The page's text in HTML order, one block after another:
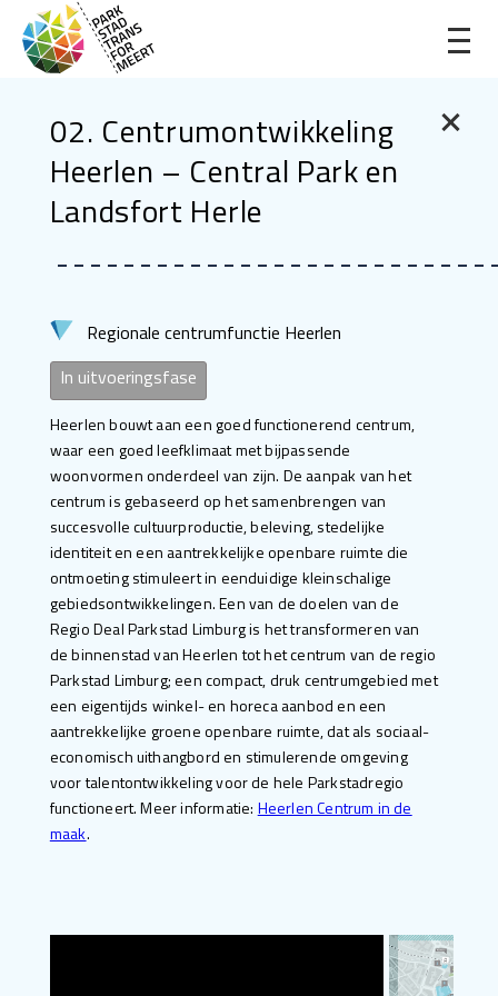
02. Centrumontwikkeling
Heerlen – Central Park en
Landsfort Herle
Regionale centrumfunctie Heerlen
In uitvoeringsfase
Heerlen bouwt aan een goed functionerend centrum,
waar een goed leefklimaat met bijpassende
woonvormen onderdeel van zijn. De aanpak van het
centrum is gebaseerd op het samenbrengen van
succesvolle cultuurproductie, beleving, stedelijke
identiteit en een aantrekkelijke openbare ruimte die
ontmoeting stimuleert in eenduidige kleinschalige
gebiedsontwikkelingen. Een van de doelen van de
Regio Deal Parkstad Limburg is het transformeren van
de binnenstad van Heerlen tot het centrum van de regio
Parkstad Limburg; een compact, druk centrumgebied met
een eigentijds winkel- en horeca aanbod en een
aantrekkelijke groene openbare ruimte, dat als sociaal-
economisch uithangbord en stimulerende omgeving
voor talentontwikkeling voor de hele Parkstadregio
functioneert. Meer informatie: Heerlen Centrum in de
maak.